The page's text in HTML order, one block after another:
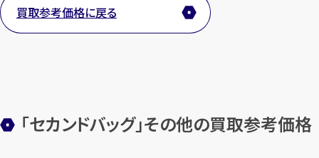
メールで無料相談する
買取参考価格に戻る
「セカンドバッグ」その他の買取参考価格